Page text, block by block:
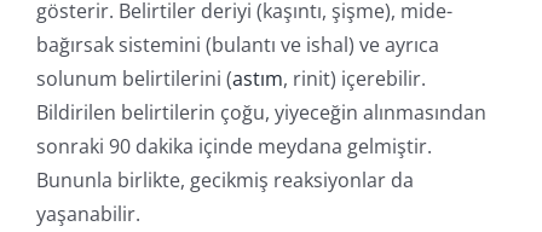
gösterir. Belirtiler deriyi (kaşıntı, şişme), mide-
bağırsak sistemini (bulantı ve ishal) ve ayrıca
solunum belirtilerini (astım, rinit) içerebilir.
Bildirilen belirtilerin çoğu, yiyeceğin alınmasından
sonraki 90 dakika içinde meydana gelmiştir.
Bununla birlikte, gecikmiş reaksiyonlar da
yaşanabilir.